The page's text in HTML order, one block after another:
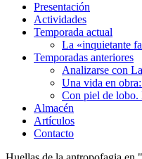
Presentación
Actividades
Temporada actual
La «inquietante
Temporadas anteriores
Analizarse con
Una vida en
Con piel de lobo.
Almacén
Artículos
Contacto